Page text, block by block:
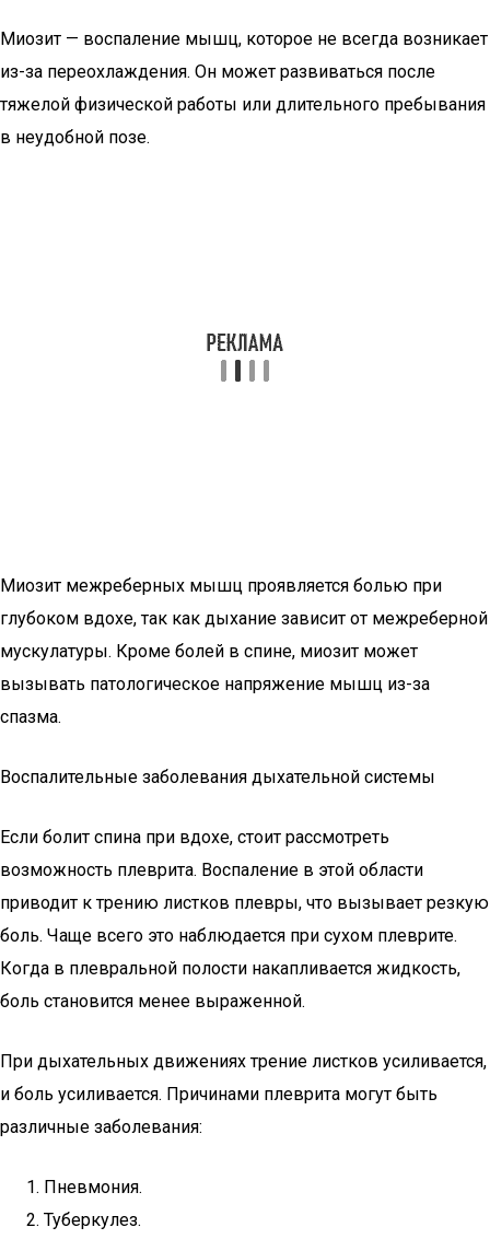
Миозит — воспаление мышц, которое не всегда возникает
из-за переохлаждения. Он может развиваться после
тяжелой физической работы или длительного пребывания
в неудобной позе.
Миозит межреберных мышц проявляется болью при
глубоком вдохе, так как дыхание зависит от межреберной
мускулатуры. Кроме болей в спине, миозит может
вызывать патологическое напряжение мышц из-за
спазма.
Воспалительные заболевания дыхательной системы
Если болит спина при вдохе, стоит рассмотреть
возможность плеврита. Воспаление в этой области
приводит к трению листков плевры, что вызывает резкую
боль. Чаще всего это наблюдается при сухом плеврите.
Когда в плевральной полости накапливается жидкость,
боль становится менее выраженной.
При дыхательных движениях трение листков усиливается,
и боль усиливается. Причинами плеврита могут быть
различные заболевания:
Пневмония.
Туберкулез.